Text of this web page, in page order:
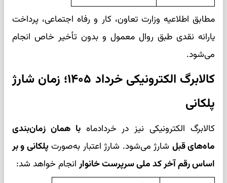
مطابق اطلاعیه وزارت تعاون، کار و رفاه اجتماعی، پرداخت
یارانه نقدی طبق روال معمول و بدون تأخیر خاص انجام
می‌شود.
کالابرگ الکترونیکی خرداد ۱۴۰۵؛ زمان شارژ
پلکانی
کالابرگ الکترونیکی نیز در خردادماهبا همان زمان‌بندی
ماه‌های قبل شارژ می‌شود. شارژ اعتبار به‌صورت پلکانی و بر
اساس رقم آخر کد ملی سرپرست خانوارانجام خواهد شد: